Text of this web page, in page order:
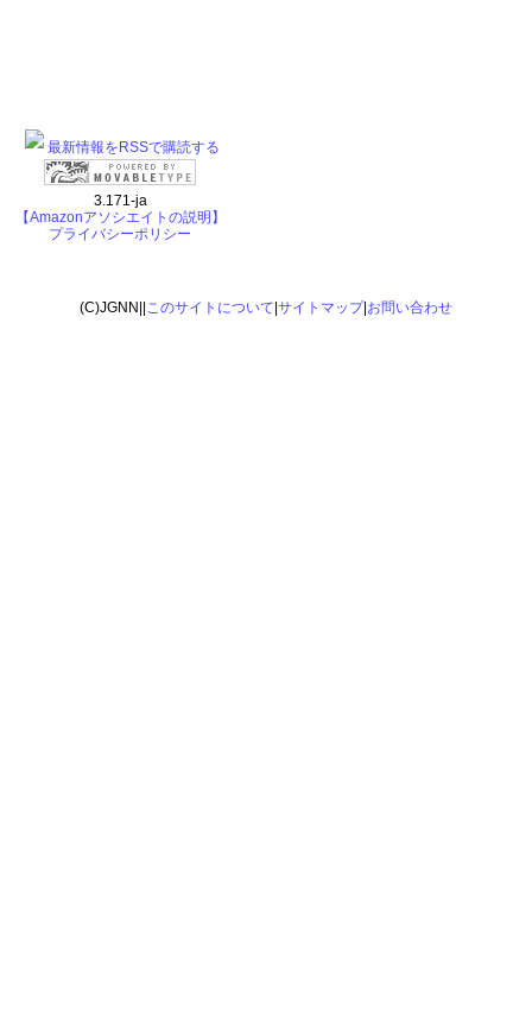
最新情報をRSSで購読する
3.171-ja
【Amazonアソシエイトの説明】
プライバシーポリシー
(C)JGNN|| このサイトについて サイトマップ| お問い合わせ